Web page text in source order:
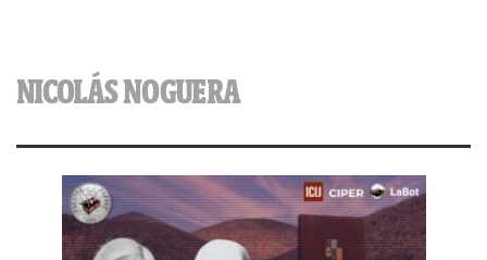
NICOLÁS NOGUERA